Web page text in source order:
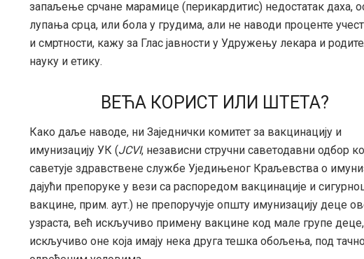
запаљење срчане марамице (перикардитис) недостатак даха,
лупања срца, или бола у грудима, али не наводи проценте
и смртности, кажу за Глас јавности у Удружењу лекара и
науку и етику.
ВЕЋА КОРИСТ ИЛИ ШТЕТА?
Како даље наводе, ни Заједнички комитет за вакцинацију и
имунизацију УК (JCVI, независни стручни саветодавни одбор
саветује здравствене службе Уједињеног Краљевства о
дајући препоруке у вези са распоредом вакцинације и
вакцине, прим. аут.) не препоручује општу имунизацију деце
узраста, већ искључиво примену вакцине код мале групе деце,
искључиво оне која имају нека друга тешка обољења, под тачно